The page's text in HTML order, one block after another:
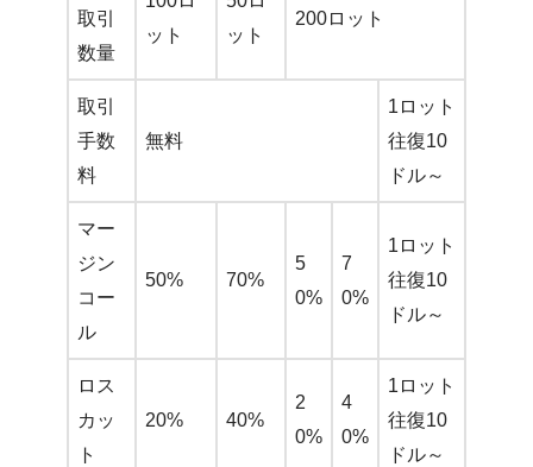
取引
数量
ット
ット
200ロット
取引
手数
料
無料
1ロット
往復10
ドル～
マー
ジン
コー
ル
50% 70%
5
0%
7
0%
1ロット
往復10
ドル～
ロス
カッ
ト
20% 40%
2
0%
4
0%
1ロット
往復10
ドル～